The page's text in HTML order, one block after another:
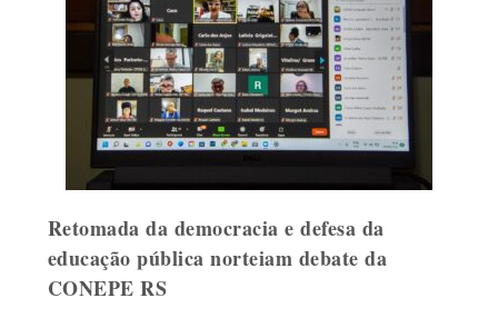
Retomada da democracia e defesa da
educação pública norteiam debate da
CONEPE RS